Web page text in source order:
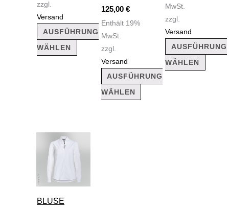
zzgl.
Versand
AUSFÜHRUNG
WÄHLEN
Produktseite
gewählt
werden
125,00 €
Enthält 19%
MwSt.
zzgl.
Versand
AUSFÜHRUNG
WÄHLEN
gewählt
MwSt.
zzgl.
Versand
AUSFÜHRUNG
WÄHLEN
BLUSE
Produkt
mehrere